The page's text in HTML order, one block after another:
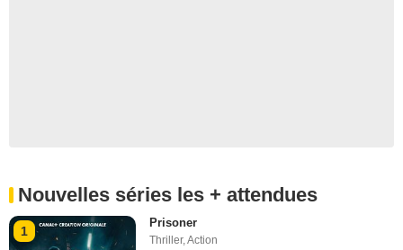
Nouvelles séries les + attendues
1
Prisoner
Thriller,Action